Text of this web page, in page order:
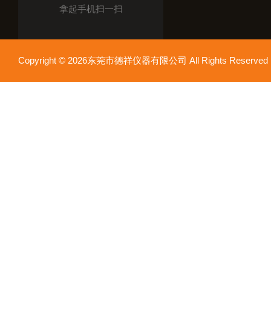
拿起手机扫一扫
Copyright © 2026东莞市德祥仪器有限公司 All Rights